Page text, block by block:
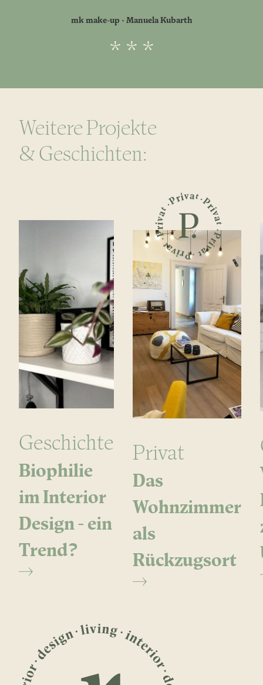
mk make-up · Manuela Kubarth
* * *
Weitere Projekte
& Geschichten:
Geschichte
Biophilie
im Interior
Design - ein
Trend?
Privat
Das
Wohnzimmer
als
Rückzugsort